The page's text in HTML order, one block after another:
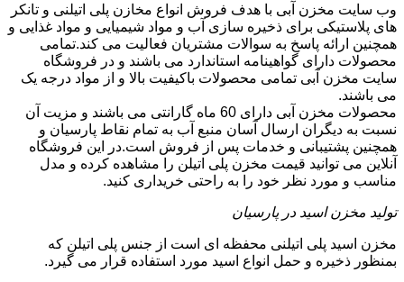
وب سایت مخزن آبی با هدف فروش انواع مخازن پلی اتیلنی و تانکر
های پلاستیکی برای ذخیره سازی آب و مواد شیمیایی و مواد غذایی و
همچنین ارائه پاسخ به سوالات مشتریان فعالیت می کند.تمامی
محصولات دارای گواهینامه استاندارد می باشند و در فروشگاه
سایت مخزن آبی تمامی محصولات باکیفیت بالا و از مواد درجه یک
می باشند.
محصولات مخزن آبی دارای 60 ماه گارانتی می باشند و مزیت آن
نسبت به دیگران ارسال آسان منبع آب به تمام نقاط پارسیان و
همچنین پشتیبانی و خدمات پس از فروش است.در این فروشگاه
آنلاین می توانید قیمت مخزن پلی اتیلن را مشاهده کرده و مدل
مناسب و مورد نظر خود را به راحتی خریداری کنید.
تولید مخزن اسید در پارسیان
مخزن اسید پلی اتیلنی محفظه ای است از جنس پلی اتیلن که
بمنظور ذخیره و حمل انواع اسید مورد استفاده قرار می گیرد.